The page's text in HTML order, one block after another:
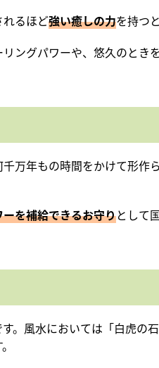
るほど強い癒しの力を持つ
ングパワーや、悠久のとき
万年もの時間をかけて形作
を補給できるお守りとして
。風水においては「白虎の